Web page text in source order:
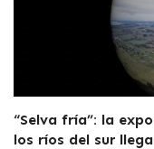
“Selva fría”: la
los ríos del sur